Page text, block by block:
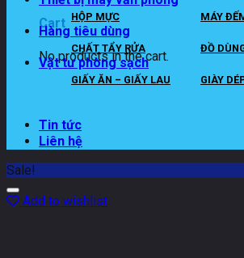
Cart
No products in the cart.
HỘP MỰC MÁY
Hàng tiêu dùng
CHẤT TẨY RỬA ĐỒ
Vật tư phòng sạch
GIẤY ĂN – GIẤY LAU GIÀY
Tin tức
Liên hệ
Sale!
Add to wishlist